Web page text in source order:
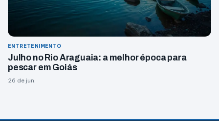
ENTRETENIMENTO
Julho no Rio Araguaia: a melhor época para
pescar em Goiás
26 de jun.